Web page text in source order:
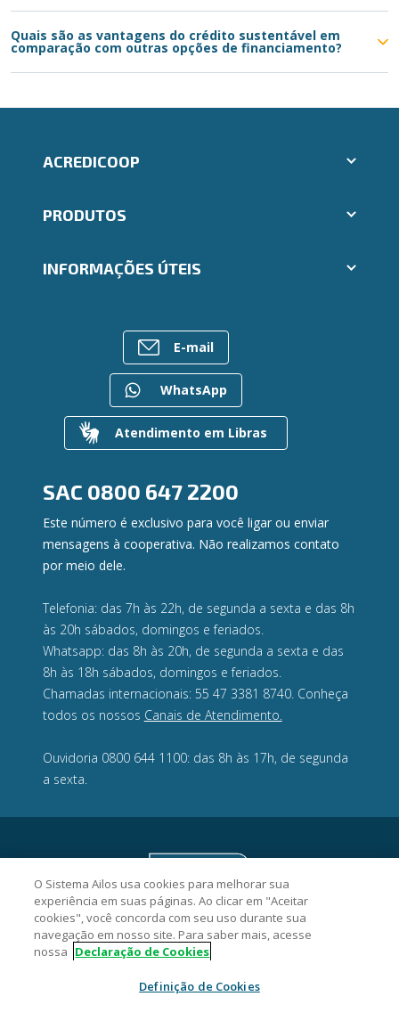
Quais são as vantagens do crédito sustentável em
comparação com outras opções de financiamento?
ACREDICOOP
Indique um amigo
Trabalhe Conosco
Ailos Educação
Gerenciar Cookies
PRODUTOS
Consórcios
Para empresas
INFORMAÇÕES ÚTEIS
Postos de Atendimento
Regularização de dívidas
Valores a Receber
Contato
Canal de Ética
Ouvidoria
E-mail
WhatsApp
Atendimento em Libras
SAC 0800 647 2200
Este número é exclusivo para você ligar ou enviar
mensagens à cooperativa. Não realizamos contato
por meio dele.
Telefonia: das 7h às 22h, de segunda a sexta e das 8h
às 20h sábados, domingos e feriados.
Whatsapp: das 8h às 20h, de segunda a sexta e das
8h às 18h sábados, domingos e feriados.
Chamadas internacionais: 55 47 3381 8740. Conheça
todos os nossos Canais de Atendimento.
Ouvidoria 0800 644 1100: das 8h às 17h, de segunda
a sexta.
O Sistema Ailos usa cookies para melhorar sua
experiência em suas páginas. Ao clicar em "Aceitar
cookies", você concorda com seu uso durante sua
navegação em nosso site. Para saber mais, acesse
nossa Declaração de Cookies
Definição de Cookies